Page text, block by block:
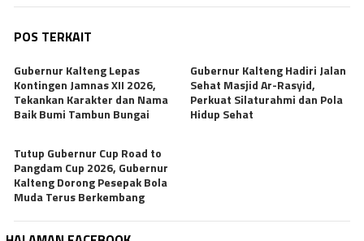
POS TERKAIT
Gubernur Kalteng Lepas
Kontingen Jamnas XII 2026,
Tekankan Karakter dan Nama
Baik Bumi Tambun Bungai
Gubernur Kalteng Hadiri Jalan
Sehat Masjid Ar-Rasyid,
Perkuat Silaturahmi dan Pola
Hidup Sehat
Tutup Gubernur Cup Road to
Pangdam Cup 2026, Gubernur
Kalteng Dorong Pesepak Bola
Muda Terus Berkembang